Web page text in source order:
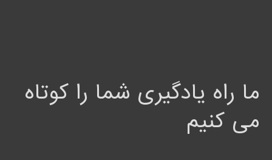
ما راه یادگیری شما را کوتاه
می کنیم